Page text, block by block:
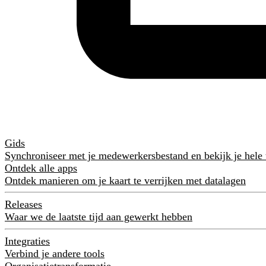
Gids
Synchroniseer met je medewerkersbestand en bekijk je hele
Ontdek alle apps
Ontdek manieren om je kaart te verrijken met datalagen
Releases
Waar we de laatste tijd aan gewerkt hebben
Integraties
Verbind je andere tools